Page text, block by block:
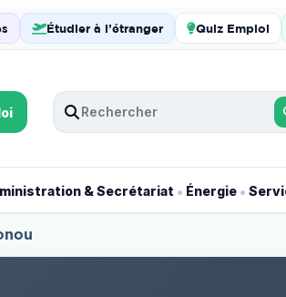
Étudier à l’étranger Quiz Emploi
& Secrétariat • Énergie •